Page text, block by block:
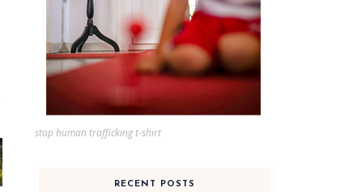
stop human trafficking t-shirt
RECENT POSTS